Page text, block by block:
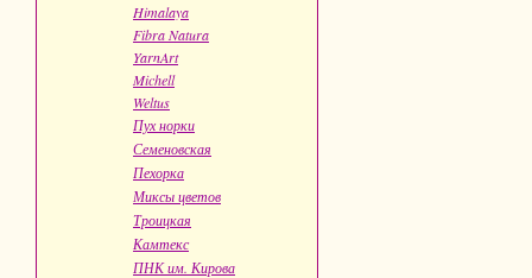
Himalaya
Fibra Natura
YarnArt
Michell
Weltus
Пух норки
Семеновская
Пехорка
Миксы цветов
Троицкая
Камтекс
ПНК им. Кирова